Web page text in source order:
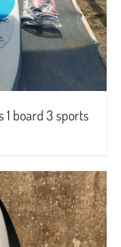
1 board 3 sports